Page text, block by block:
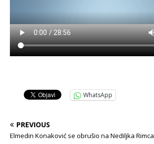
WhatsApp
PREVIOUS
Elmedin Konaković se obrušio na Nediljka Rimca